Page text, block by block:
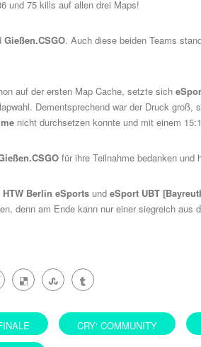
und 75 kills auf allen drei Maps!
Gießen.CSGO. Auch diese beiden Teams
auf der ersten Map Cache, setzte sich
Dementsprechend war der Druck groß,
nicht durchsetzen konnte und mit einem
für ihre Teilnahme bedanken
HTW Berlin eSports und eSport UBT
denn am Ende kann nur einer siegreich aus
CRY‘ COMMUNITY